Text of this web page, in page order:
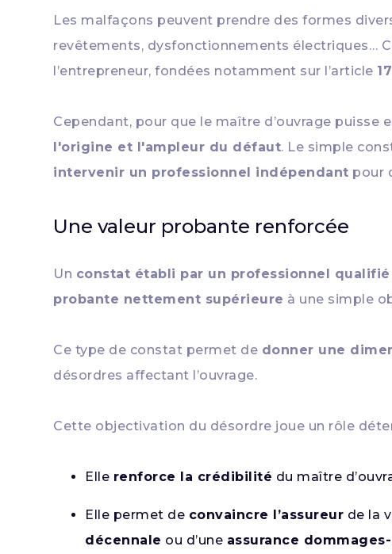
Les malfaçons peuvent prendre des formes
revêtements, dysfonctionnements électriques…
l’entrepreneur, fondées notamment sur l’article
Cependant, pour que le maître d’ouvrage
l'origine et l'ampleur du défaut. Le simple
intervenir un professionnel indépendant pour
Une valeur probante renforcée
Un constat établi par un professionnel qualifié
probante nettement supérieure à une simple
Ce type de constat permet de donner une
désordres affectant l’ouvrage.
Cette objectivation du désordre joue un rôle
Elle renforce la crédibilité du maître
Elle permet de convaincre l’assureur de la
décennale ou d’une assurance